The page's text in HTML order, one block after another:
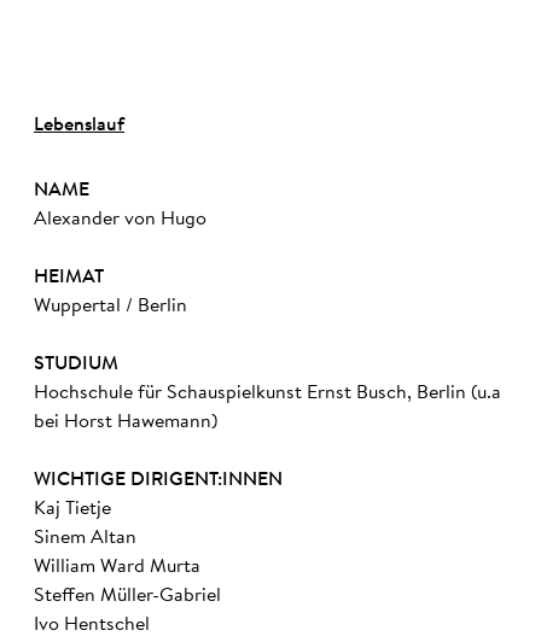
Lebenslauf
NAME
Alexander von Hugo
HEIMAT
Wuppertal / Berlin
STUDIUM
Hochschule für Schauspielkunst Ernst Busch, Berlin (u.a
bei Horst Hawemann)
WICHTIGE DIRIGENT:INNEN
Kaj Tietje
Sinem Altan
William Ward Murta
Steffen Müller-Gabriel
Ivo Hentschel